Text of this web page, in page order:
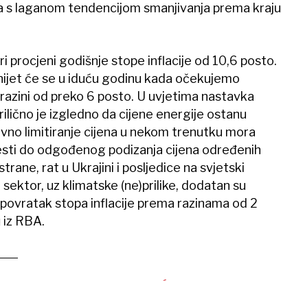
laganom tendencijom smanjivanja prema kraju
procjeni godišnje stope inflacije od 10,6 posto.
će se u iduću godinu kada očekujemo
od preko 6 posto. U uvjetima nastavka
je izgledno da cijene energije ostanu
limitiranje cijena u nekom trenutku mora
do odgođenog podizanja cijena određenih
rat u Ukrajini i posljedice na svjetski
uz klimatske (ne)prilike, dodatan su
stopa inflacije prema razinama od 2
RBA.